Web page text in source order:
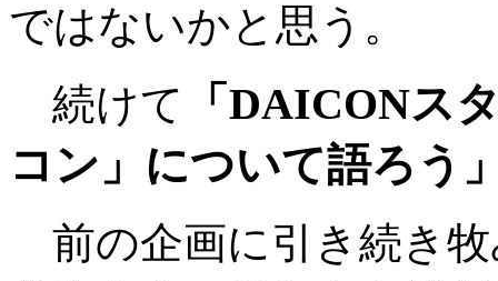
ではないかと思う。
続けて
「DAICONス
コン」について語ろう
前の企画に引き続き